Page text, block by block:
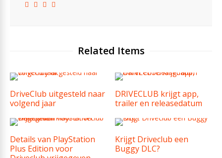
Related Items
DriveClub uitgesteld naar
volgend jaar
DRIVECLUB krijgt app,
trailer en releasedatum
Details van PlayStation
Plus Edition voor
Krijgt Driveclub een
Buggy DLC?